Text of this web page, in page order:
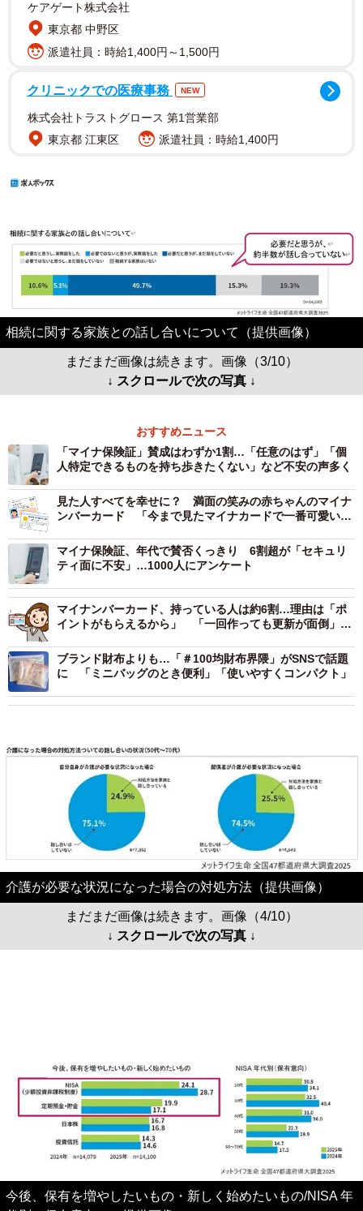
ケアゲート株式会社
東京都 中野区
派遣社員：時給1,400円～1,500円
クリニックでの医療事務 NEW
株式会社トラストグロース 第1営業部
東京都 江東区
派遣社員：時給1,400円
相続に関する家族との話し合いについて（提供画像）
まだまだ画像は続きます。画像（3/10）
↓ スクロールで次の写真 ↓
おすすめニュース
「マイナ保険証」賛成はわずか1割…「任意のはず」「個
人特定できるものを持ち歩きたくない」など不安の声多く
見た人すべてを幸せに？ 満面の笑みの赤ちゃんのマイナ
ンバーカード 「今まで見たマイナカードで一番可愛い」
マイナ保険証、年代で賛否くっきり 6割超が「セキュリ
ティ面に不安」…1000人にアンケート
マイナンバーカード、持っている人は約6割…理由は「ポ
イントがもらえるから」 「一回作っても更新が面倒」と
ブランド財布よりも…「＃100均財布界隈」がSNSで話題
に 「ミニバッグのとき便利」「使いやすくコンパクト」
介護が必要な状況になった場合の対処方法（提供画像）
まだまだ画像は続きます。画像（4/10）
↓ スクロールで次の写真 ↓
今後、保有を増やしたいもの・新しく始めたいもの/NISA 年